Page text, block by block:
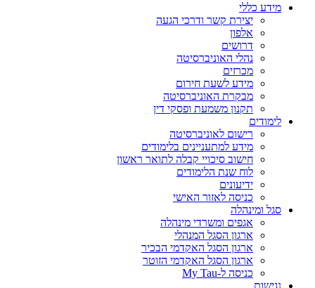
מידע כללי
יצירת קשר ודרכי הגעה
אלפון
דרושים
נהלי האוניברסיטה
מכרזים
מידע לשעת חירום
מבקרת האוניברסיטה
תקנון משמעת ופסקי דין
לימודים
רישום לאוניברסיטה
מידע למתעניינים בלימודים
חישוב סיכויי קבלה לתואר ראשון
לוח שנת הלימודים
ידיעונים
כניסה לאזור האישי
סגל ומינהלה
אגפים ומשרדי מינהלה
ארגון הסגל המנהלי
ארגון הסגל האקדמי הבכיר
ארגון הסגל האקדמי הזוטר
כניסה ל-My Tau
נגישות